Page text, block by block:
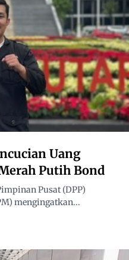
Uang
Putih Bond
Pusat (DPP)
mengingatkan...